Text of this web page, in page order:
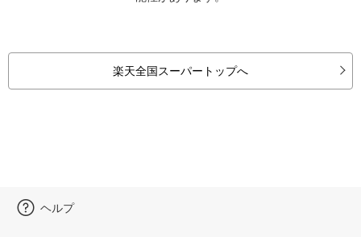
楽天全国スーパートップへ
ヘルプ